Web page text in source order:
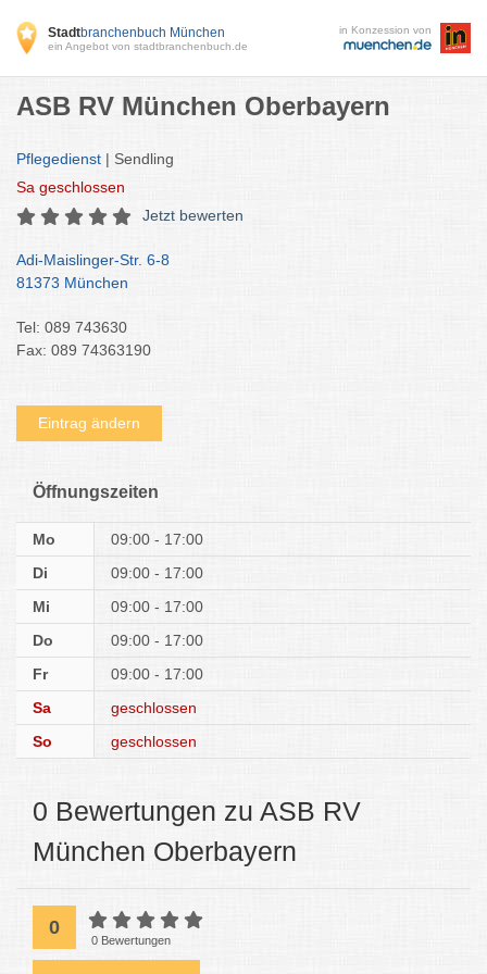
Stadtbranchenbuch München
ein Angebot von stadtbranchenbuch.de
in Konzession von
ASB RV München Oberbayern
Pflegedienst | Sendling
Sa geschlossen
Jetzt bewerten
Adi-Maislinger-Str. 6-8
81373 München
Tel: 089 743630
Fax: 089 74363190
Eintrag ändern
Öffnungszeiten
Mo
09:00 - 17:00
Di
09:00 - 17:00
Mi
09:00 - 17:00
Do
09:00 - 17:00
Fr
09:00 - 17:00
Sa
geschlossen
So
geschlossen
0 Bewertungen zu ASB RV
München Oberbayern
0
0 Bewertungen